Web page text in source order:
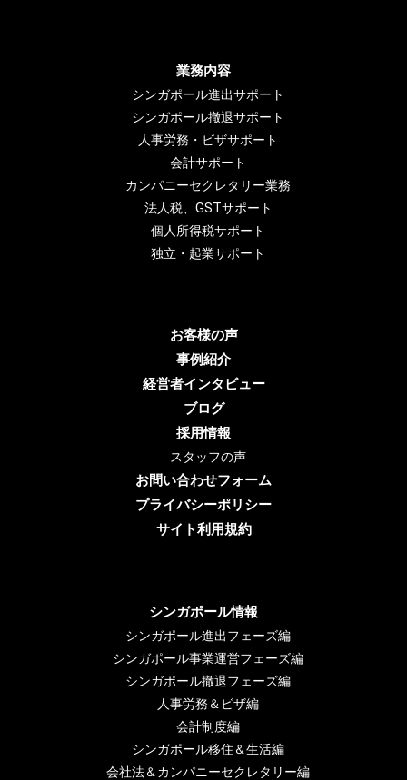
業務内容
シンガポール進出サポート
シンガポール撤退サポート
人事労務・ビザサポート
会計サポート
カンパニーセクレタリー業務
法人税、GSTサポート
個人所得税サポート
独立・起業サポート
お客様の声
事例紹介
経営者インタビュー
ブログ
採用情報
スタッフの声
お問い合わせフォーム
プライバシーポリシー
サイト利用規約
シンガポール情報
シンガポール進出フェーズ編
シンガポール事業運営フェーズ編
シンガポール撤退フェーズ編
人事労務＆ビザ編
会計制度編
シンガポール移住＆生活編
会社法＆カンパニーセクレタリー編